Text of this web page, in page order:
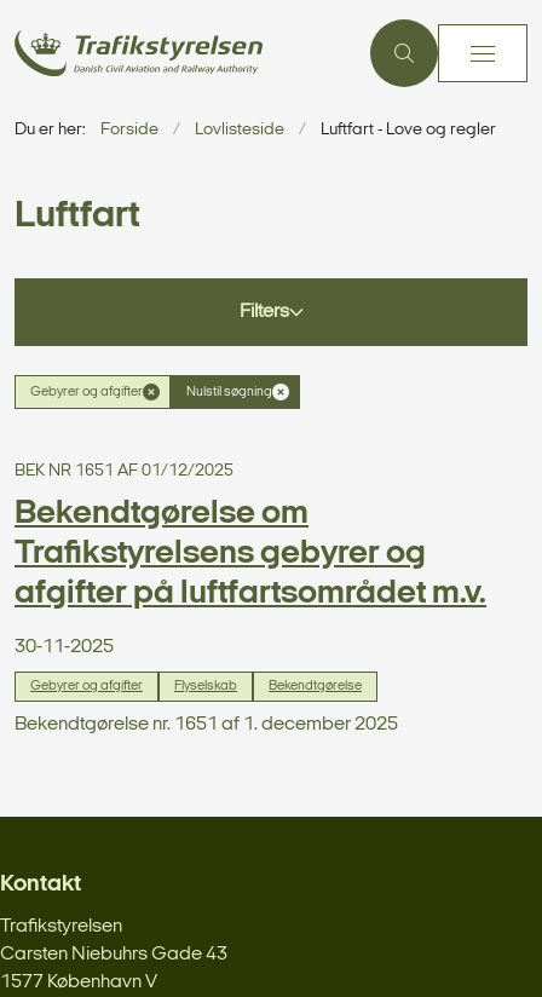
Du er her: Forside Lovlisteside Luftfart - Love og regler
Luftfart
Filters
Gebyrer og afgifter Nulstil søgning
BEK NR 1651 AF 01/12/2025
Bekendtgørelse om
Trafikstyrelsens gebyrer og
afgifter på luftfartsområdet m.v.
30-11-2025
Gebyrer og afgifter Flyselskab Bekendtgørelse
Bekendtgørelse nr. 1651 af 1. december 2025
Kontakt
Trafikstyrelsen
Carsten Niebuhrs Gade 43
1577 København V